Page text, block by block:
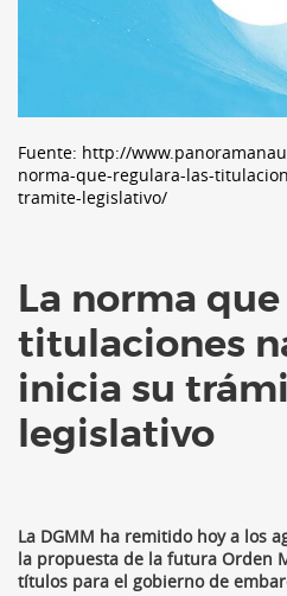
Fuente: http://
norma-que-regulara-las-
tramite-legislativo/
La norma
titulaciones
inicia su
legislativo
La DGMM ha remitido hoy a los
la propuesta de la futura Orden
títulos para el gobierno de